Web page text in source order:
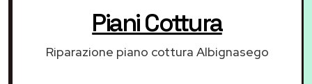
Piani Cottura
Riparazione piano cottura Albignasego